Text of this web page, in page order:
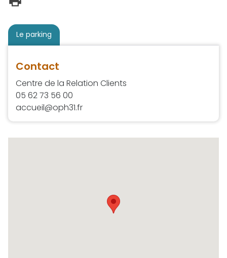
Le parking
Contact
Centre de la Relation Clients
05 62 73 56 00
accueil@oph31.fr